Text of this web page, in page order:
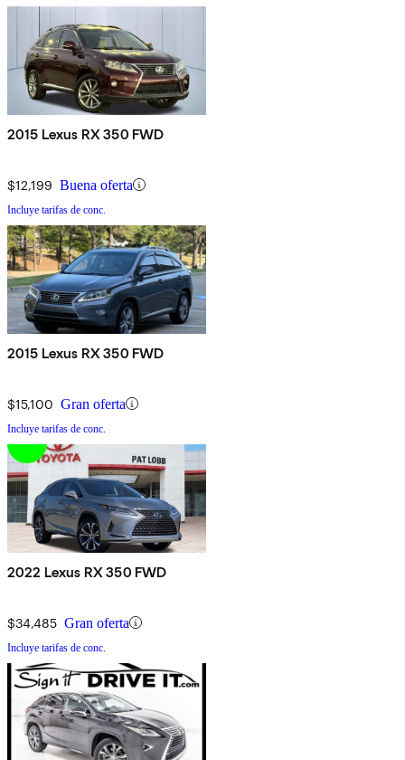
2015 Lexus RX 350 FWD
$12,199 Buena oferta
Incluye tarifas de conc.
2015 Lexus RX 350 FWD
$15,100 Gran oferta
Incluye tarifas de conc.
2022 Lexus RX 350 FWD
$34,485 Gran oferta
Incluye tarifas de conc.